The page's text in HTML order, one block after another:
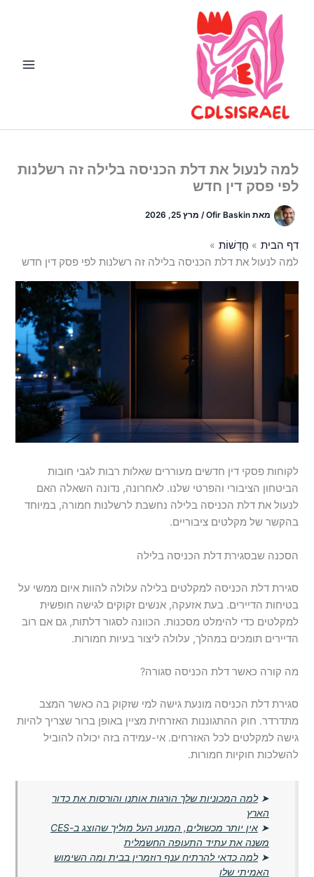
למה לנעול את דלת הכניסה בלילה זה רשלנות
לפי פסק דין חדש
מאתOfir Baskin
/ מרץ 25, 2026
דף הבית
חֲדָשׁוֹת
למה לנעול את דלת הכניסה בלילה זה רשלנות לפי פסק דין חדש
לקוחות פסקי דין חדשים מעוררים שאלות רבות לגבי חובות
הביטחון הציבורי והפרטי שלנו. לאחרונה, נדונה השאלה האם
לנעול את דלת הכניסה בלילה נחשבת לרשלנות חמורה, במיוחד
בהקשר של מקלטים ציבוריים.
הסכנה שבסגירת דלת הכניסה בלילה
סגירת דלת הכניסה למקלטים בלילה עלולה להוות איום ממשי על
בטיחות הדיירים. בעת אזעקה, אנשים זקוקים לגישה חופשית
למקלטים כדי להימלט מסכנות. הכוונה לסגור דלתות, גם אם רוב
הדיירים תומכים במהלך, עלולה ליצור בעיות חמורות.
מה קורה כאשר דלת הכניסה סגורה?
סגירת דלת הכניסה מונעת גישה למי שזקוק בה כאשר המצב
מתדרדר. חוק ההתגוננות האזרחית מציין באופן ברור שצריך להיות
גישה למקלטים לכל האזרחים. אי-עמידה בזה יכולה להוביל
להשלכות חוקיות חמורות.
➤למה המכוניות שלך הורגות אותנו והורסות את כדור
הארץ
➤
אין יותר מכשולים, המנוע העל מוליך שהוצג ב-CES
משנה את עתיד התעופה החשמלית
➤למה כדאי להרתיח ענף רוזמרין בבית ומה השימוש
האמיתי שלו